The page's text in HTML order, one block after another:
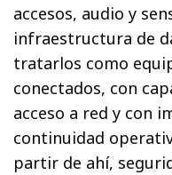
accesos, audio y
infraestructura de
tratarlos como
conectados, con
acceso a red y con
continuidad
partir de ahí,